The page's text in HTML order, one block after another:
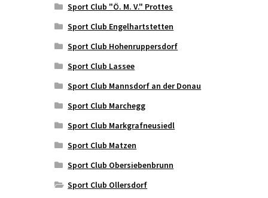
Sport Club "Ö. M. V." Prottes
Sport Club Engelhartstetten
Sport Club Hohenruppersdorf
Sport Club Lassee
Sport Club Mannsdorf an der Donau
Sport Club Marchegg
Sport Club Markgrafneusiedl
Sport Club Matzen
Sport Club Obersiebenbrunn
Sport Club Ollersdorf